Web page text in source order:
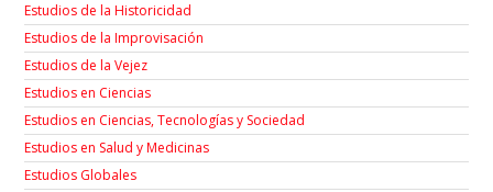
Estudios de la Historicidad
Estudios de la Improvisación
Estudios de la Vejez
Estudios en Ciencias
Estudios en Ciencias, Tecnologías y Sociedad
Estudios en Salud y Medicinas
Estudios Globales